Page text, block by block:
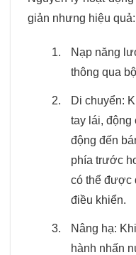
giản nhưng hiệu quả:
Nạp năng
thông qua
Di chuyển:
tay lái, động
động đến
phía trước
có thể được
điều khiển.
Nâng hạ:
hành nhấn